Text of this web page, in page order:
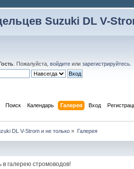
Suzuki DL V-
. Пожалуйста, войдите или зарегистрируйтесь
Поиск Календарь Галерея Вход
DL V-Strom и не только » Галерея
в галерею стромоводов!